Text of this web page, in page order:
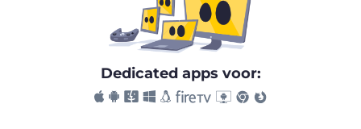
Dedicated apps voor: